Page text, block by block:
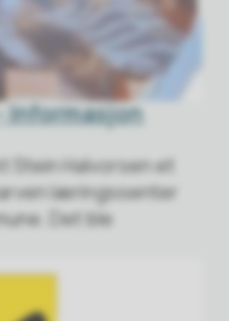
Informasjon
Stein Halvorsen et
læringssenter
Det ble